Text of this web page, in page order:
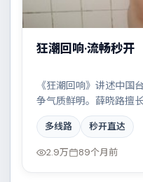
狂潮回响·流畅秒开
《狂潮回响》讲述中国
争气质鲜明。薛晓路擅
裴斗娜、凯特·布兰切特
怨与时代变迁交织成一曲
多线路 秒开直达
2.9万 89个月前